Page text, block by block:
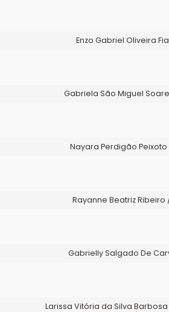
Enzo Gabriel Oliveira
Gabriela São Miguel
Nayara Perdigão
Rayanne Beatriz
Gabrielly Salgado De
Larissa Vitória da Silva